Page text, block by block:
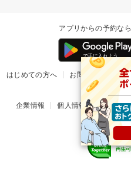
アプリからの予約な
はじめての方へ お問い合わせ
掲載ご希望
企業情報 個人情報保護方針
©